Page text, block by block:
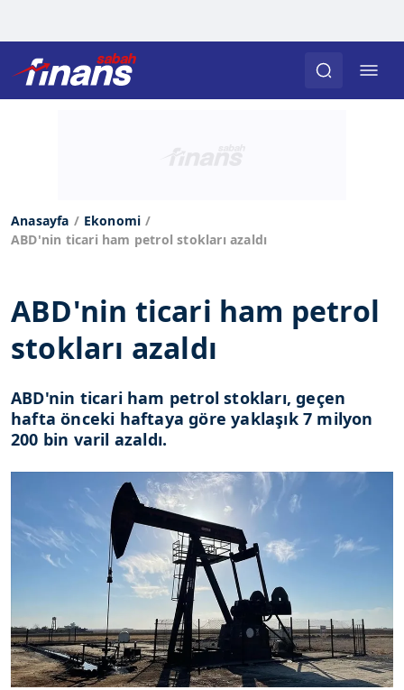
Anasayfa
Ekonomi
ABD'nin ticari ham petrol stokları azaldı
ABD'nin ticari ham petrol
stokları azaldı
ABD'nin ticari ham petrol stokları, geçen
hafta önceki haftaya göre yaklaşık 7 milyon
200 bin varil azaldı.